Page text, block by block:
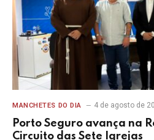
MANCHETES DO DIA 4 de agosto de
Porto Seguro avança na
Circuito das Sete Igrejas